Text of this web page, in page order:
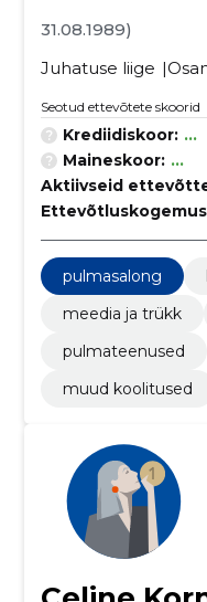
31.08.1989)
Juhatuse liige
Seotud ettevõtete skoorid
Krediidiskoor: ...
Maineskoor: ...
Aktiivseid
pulmasalong
meedia ja trükk
pulmateenused
muud koolitused